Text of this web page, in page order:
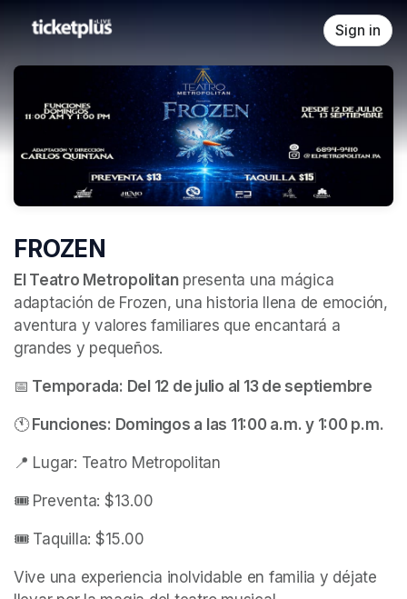
Sign in
FROZEN
El Teatro Metropolitan presenta una mágica
adaptación de Frozen, una historia llena de emoción,
aventura y valores familiares que encantará a
grandes y pequeños.
📅 Temporada: Del 12 de julio al 13 de septiembre
🕚 Funciones: Domingos a las 11:00 a.m. y 1:00 p.m.
📍 Lugar: Teatro Metropolitan
🎟️ Preventa: $13.00
🎟️ Taquilla: $15.00
Vive una experiencia inolvidable en familia y déjate